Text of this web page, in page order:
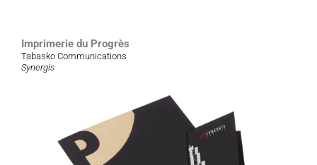
Imprimerie du Progrès
Tabasko Communications
Synergis